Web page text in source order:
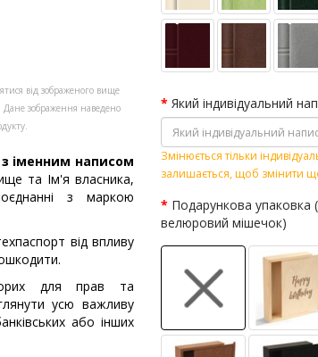
від зображеного вище
зображення наведено
іменним написом
та Ім'я власника,
з маркою
від впливу
для прав та
усю важливу
або інших
Який індивідуальний
Змінюється тільки
залишається, щоб змінити
Подарункова
велюровий мішечок)